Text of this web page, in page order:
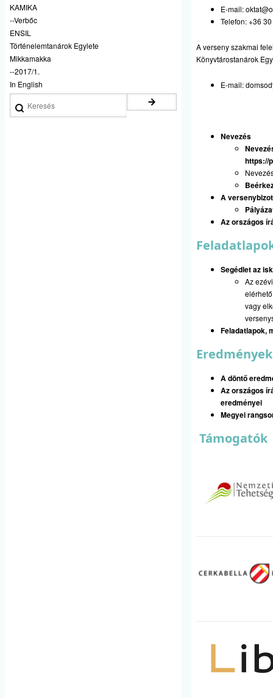
KAMIKA
--Verbőc
ENSIL
Történelemtanárok Egylete
Mikkamakka
--2017/1.
In English
E-mail:
Telefon: +36
A verseny szakmai
Könyvtárostanárok
E-mail:
Nevezés
https://
A
Az országos
Segédlet az
Az
vagy
Feladatlapok,
Eredmények
A döntő
Az országos
eredményei
Megyei
Támogatók